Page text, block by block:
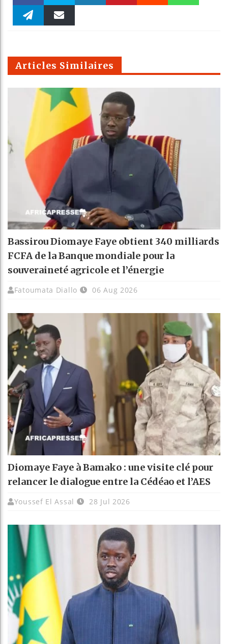
Faceboo Twitter
m
Articles Similaires
Bassirou Diomaye Faye obtient 340 milliards
FCFA de la Banque mondiale pour la
souveraineté agricole et l’énergie
Fatoumata Diallo 06 Aug 2026
Diomaye Faye à Bamako : une visite clé pour
relancer le dialogue entre la Cédéao et l’AES
Youssef El Assal 28 Jul 2026